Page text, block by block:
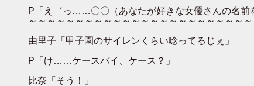
P「え゛っ……〇〇（あなたが好きな女優さんの名
～～～～～～～～～～～～～～～～～～～～～～～
由里子「甲子園のサイレンくらい唸ってるじぇ」
P「け……ケースバイ、ケース？」
比奈「そう！」